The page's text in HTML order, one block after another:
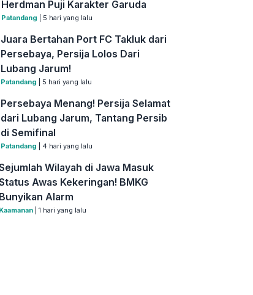
Herdman Puji Karakter Garuda
Patandang | 5 hari yang lalu
Juara Bertahan Port FC Takluk dari
Persebaya, Persija Lolos Dari
Lubang Jarum!
Patandang | 5 hari yang lalu
Persebaya Menang! Persija Selamat
dari Lubang Jarum, Tantang Persib
di Semifinal
Patandang | 4 hari yang lalu
Wilayah di Jawa Masuk
Awas Kekeringan! BMKG
Bunyikan Alarm
Kaamanan | 1 hari yang lalu